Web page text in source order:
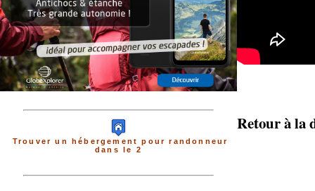
Trouver un hébergement pour randonneur
dans le 2
Retour à la